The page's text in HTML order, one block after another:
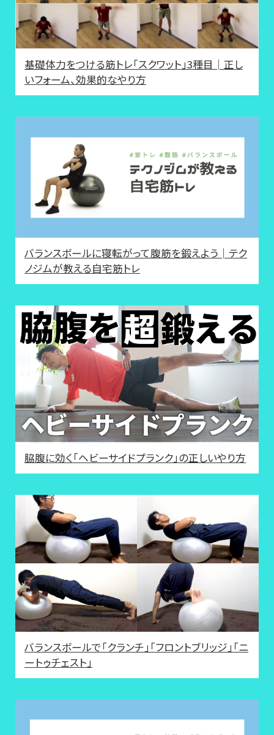
基礎体力をつける筋トレ「スクワット」3種目│正し
いフォーム、効果的なやり方
バランスボールに寝転がって腹筋を鍛えよう│テク
ノジムが教える自宅筋トレ
脇腹に効く「ヘビーサイドプランク」の正しいやり方
バランスボールで「クランチ」「フロントブリッジ」「ニ
ートゥチェスト」